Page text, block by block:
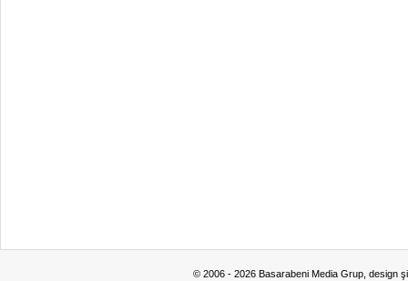
© 2006 - 2026 Basarabeni Media Grup, design